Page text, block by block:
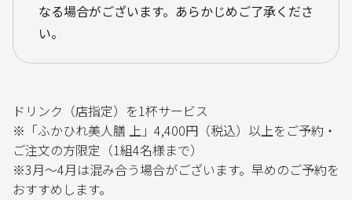
なる場合がございます。あらかじめご了承くださ
い。
ドリンク（店指定）を1杯サービス
※「ふかひれ美人膳 上」4,400円（税込）以上をご予約・
ご注文の方限定（1組4名様まで）
※3月～4月は混み合う場合がございます。早めのご予約を
おすすめします。